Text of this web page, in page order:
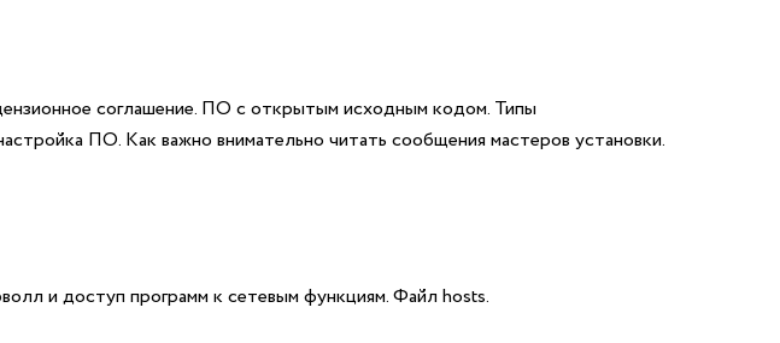
соглашение. ПО с открытым исходным кодом. Типы
ПО. Как важно внимательно читать сообщения мастеров установки.
и доступ программ к сетевым функциям. Файл hosts.